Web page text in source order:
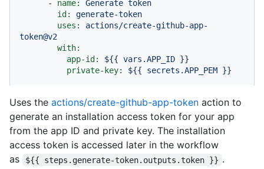
- name: Generate token
id:
generate-token
uses:
actions/create-github-app-
token@v2
with:
app-id:
${{ vars.APP_ID }}
private-key:
${{ secrets.APP_PEM }}
Uses the actions/create-github-app-token action to
generate an installation access token for your app
from the app ID and private key. The installation
access token is accessed later in the workflow
as
${{ steps.generate-token.outputs.token }} .